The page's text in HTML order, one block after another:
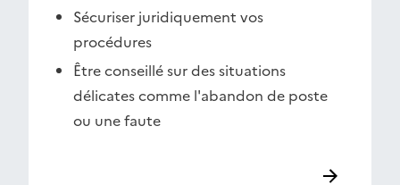
Sécuriser juridiquement vos
procédures
Être conseillé sur des situations
délicates comme l'abandon de poste
ou une faute